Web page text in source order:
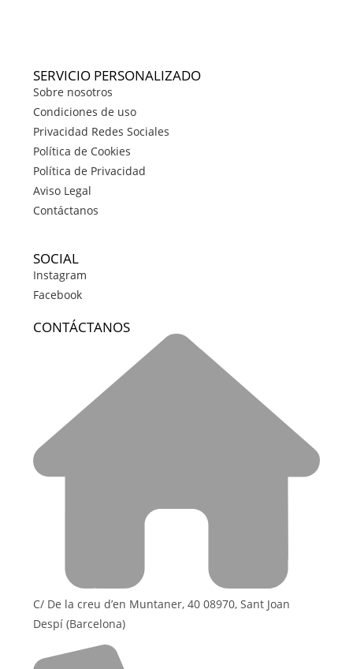
SERVICIO PERSONALIZADO
Sobre nosotros
Condiciones de uso
Privacidad Redes Sociales
Política de Cookies
Política de Privacidad
Aviso Legal
Contáctanos
SOCIAL
Instagram
Facebook
CONTÁCTANOS
C/ De la creu d’en Muntaner, 40 08970, Sant Joan
Despí (Barcelona)